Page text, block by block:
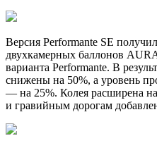
Версия Performante SE
двухкамерных баллонов
варианта Performante. В
снижены на 50%, а уровень
— на 25%. Колея расширена на
и гравийным дорогам